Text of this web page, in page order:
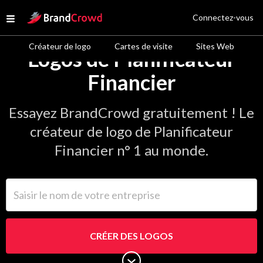
Open menu
Site Logo
Créateur de logo Cartes de visite Sites Web
Connectez-vous
Logos de Planificateur
Financier
Essayez BrandCrowd gratuitement ! Le
créateur de logo de Planificateur
Financier n° 1 au monde.
CRÉER DES LOGOS